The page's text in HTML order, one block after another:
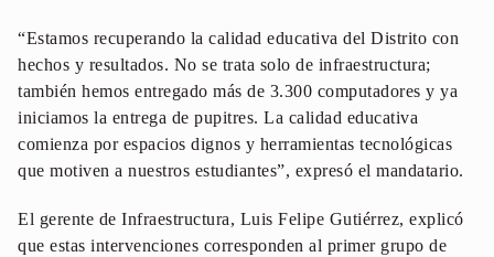
“Estamos recuperando la calidad educativa del Distrito con
hechos y resultados. No se trata solo de infraestructura;
también hemos entregado más de 3.300 computadores y ya
iniciamos la entrega de pupitres. La calidad educativa
comienza por espacios dignos y herramientas tecnológicas
que motiven a nuestros estudiantes”, expresó el mandatario.
El gerente de Infraestructura, Luis Felipe Gutiérrez, explicó
que estas intervenciones corresponden al primer grupo de